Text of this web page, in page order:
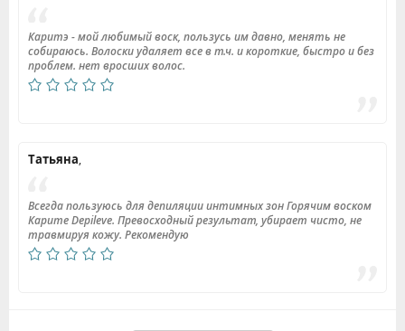
Каритэ - мой любимый воск, пользусь им давно, менять не
собираюсь. Волоски удаляет все в т.ч. и короткие, быстро и без
проблем. нет вросших волос.
Татьяна,
Всегда пользуюсь для депиляции интимных зон Горячим воском
Карите Depileve. Превосходный результат, убирает чисто, не
травмируя кожу. Рекомендую